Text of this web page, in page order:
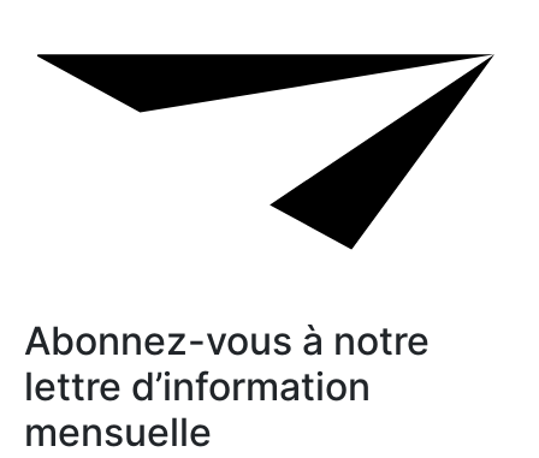
Abonnez-vous à notre
lettre d’information
mensuelle